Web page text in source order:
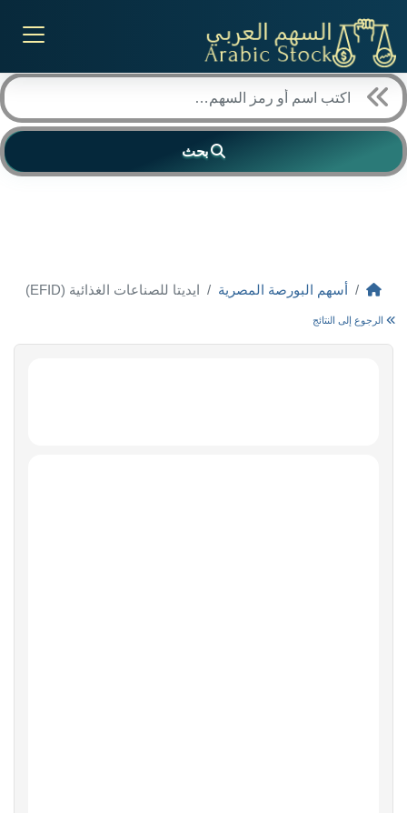
بحث
أسهم البورصة المصرية ايديتا للصناعات الغذائية (EFID)
الرجوع إلى النتائج